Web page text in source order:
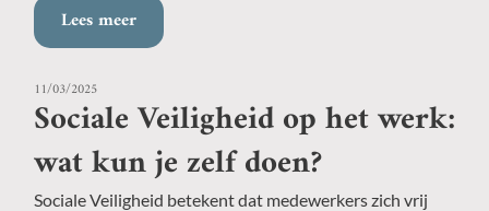
Lees meer
11/03/2025
Sociale Veiligheid op het werk:
wat kun je zelf doen?
Sociale Veiligheid betekent dat medewerkers zich vrij